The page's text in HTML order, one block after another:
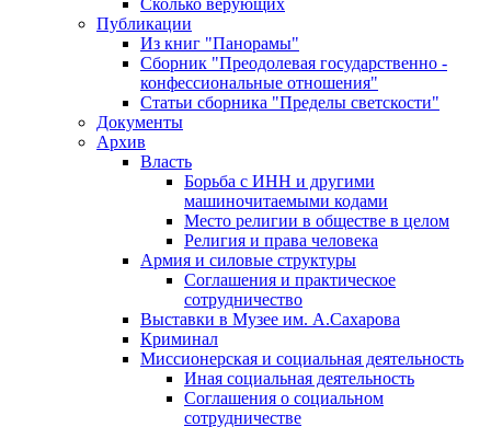
Сколько верующих
Публикации
Из книг "Панорамы"
Сборник "Преодолевая государственно -
конфессиональные отношения"
Статьи сборника "Пределы светскости"
Документы
Архив
Власть
Борьба с ИНН и другими
машиночитаемыми кодами
Место религии в обществе в целом
Религия и права человека
Армия и силовые структуры
Соглашения и практическое
сотрудничество
Выставки в Музее им. А.Сахарова
Криминал
Миссионерская и социальная деятельность
Иная социальная деятельность
Соглашения о социальном
сотрудничестве